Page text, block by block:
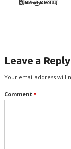
இலக்குவனார்
Leave a Reply
Your email address will
Comment *